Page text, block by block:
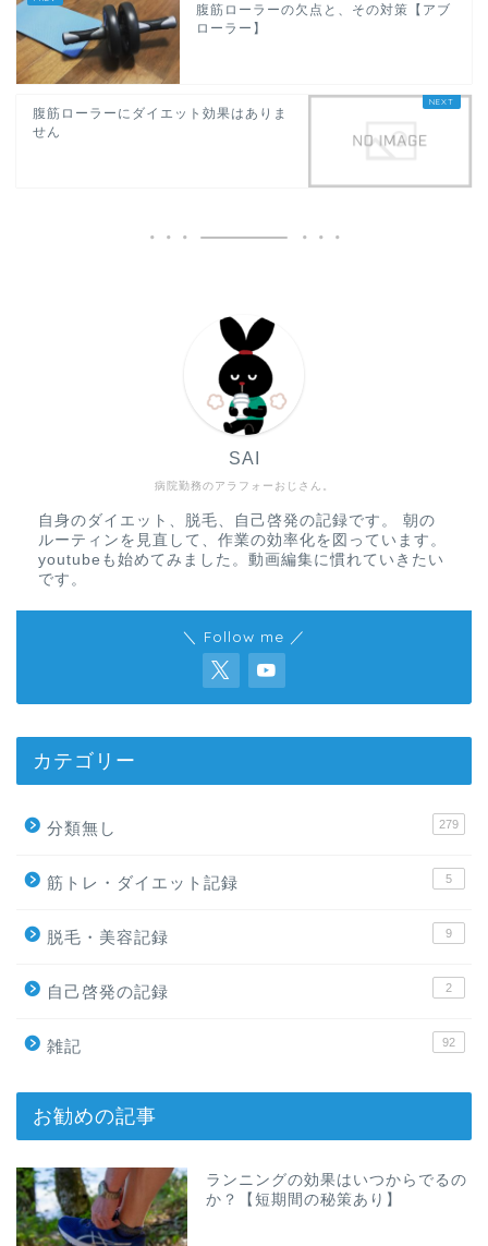
腹筋ローラーの欠点と、その対策【アブ
ローラー】
腹筋ローラーにダイエット効果はありま
せん
病院勤務のアラフォーおじさん。
SAI
自身のダイエット、脱毛、自己啓発の記録です。 朝の
ルーティンを見直して、作業の効率化を図っています。
youtubeも始めてみました。動画編集に慣れていきたい
です。
＼ Follow me ／
カテゴリー
分類無し 279
筋トレ・ダイエット記録 5
脱毛・美容記録 9
自己啓発の記録 2
雑記 92
お勧めの記事
ランニングの効果はいつからでるの
か？【短期間の秘策あり】